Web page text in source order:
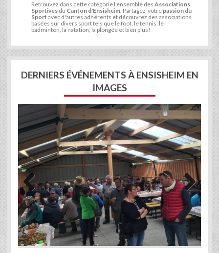
Retrouvez dans cette catégorie l'ensemble des Associations
Sportives du Canton d'Ensisheim. Partagez votre passion du
Sport avec d'autres adhérents et découvrez des associations
basées sur divers sport tels que le foot, le tennis, le
badminton, la natation, la plongée et bien plus!
DERNIERS ÉVÉNEMENTS À ENSISHEIM EN
IMAGES
Previous Next